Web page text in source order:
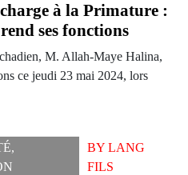
à la Primature :
ses fonctions
M. Allah-Maye Halina,
ce jeudi 23 mai 2024, lors
,
BYLANG
FILS